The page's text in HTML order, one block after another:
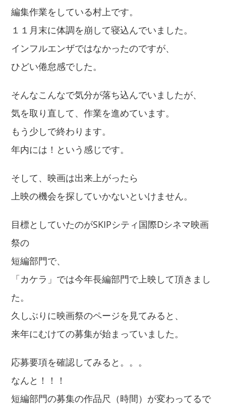
編集作業をしている村上です。
１１月末に体調を崩して寝込んでいました。
インフルエンザではなかったのですが、
ひどい倦怠感でした。
そんなこんなで気分が落ち込んでいましたが、
気を取り直して、作業を進めています。
もう少しで終わります。
年内には！という感じです。
そして、映画は出来上がったら
上映の機会を探していかないといけません。
目標としていたのがSKIPシティ国際Dシネマ映画
祭の
短編部門で、
「カケラ」では今年長編部門で上映して頂きまし
た。
久しぶりに映画祭のページを見てみると、
来年にむけての募集が始まっていました。
応募要項を確認してみると。。。
なんと！！！
短編部門の募集の作品尺（時間）が変わってるで